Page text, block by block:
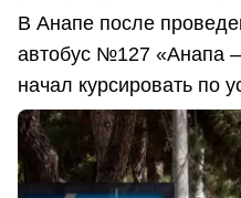
В Анапе после
автобус №127 «Анапа
начал курсировать по